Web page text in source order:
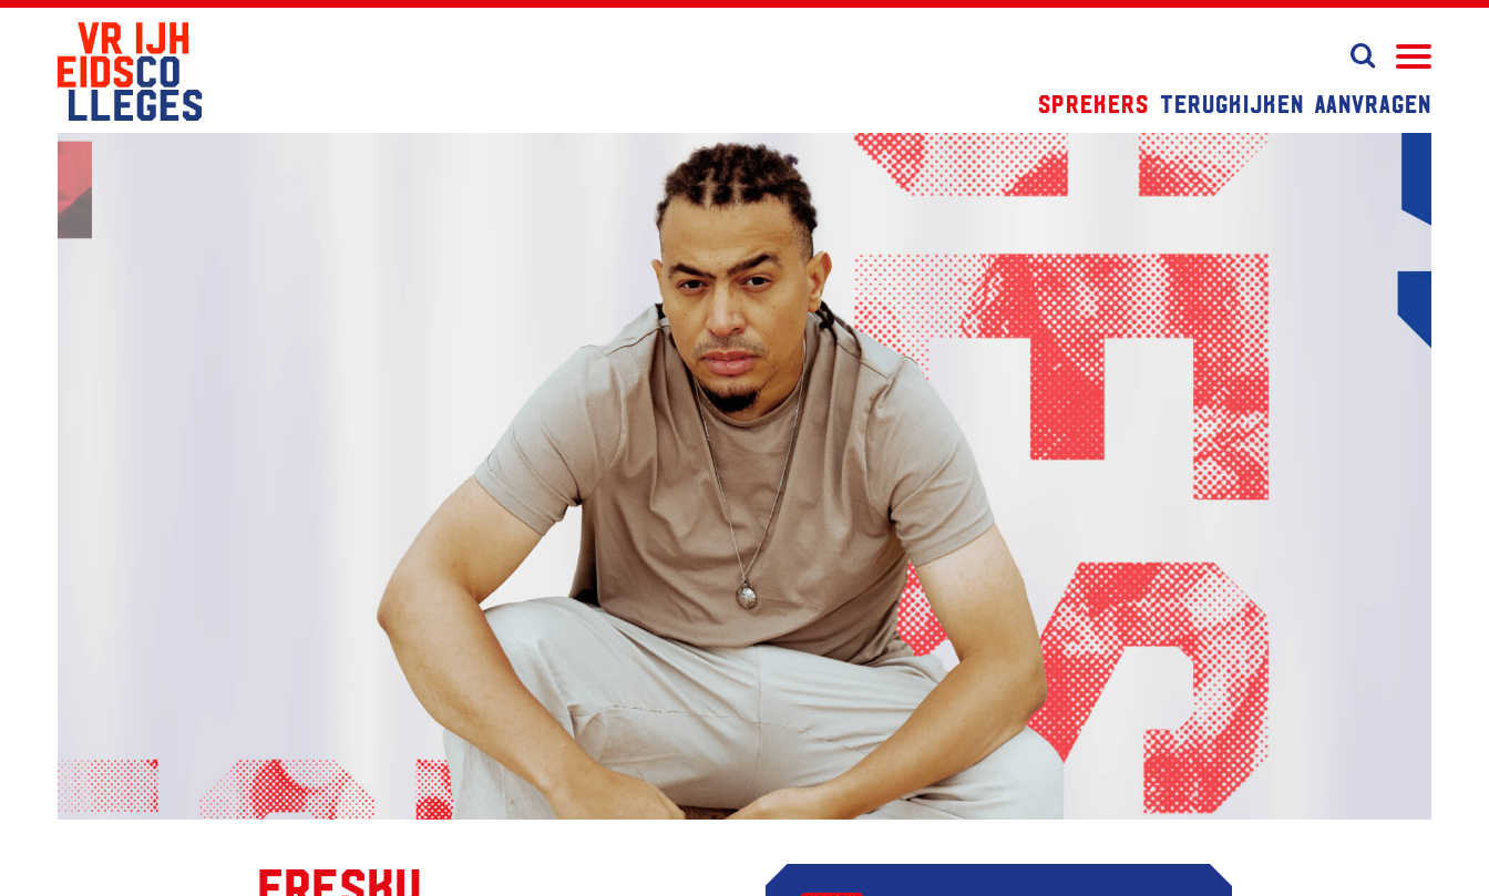
Sprekers Terugkijken Aanvragen
Fresku